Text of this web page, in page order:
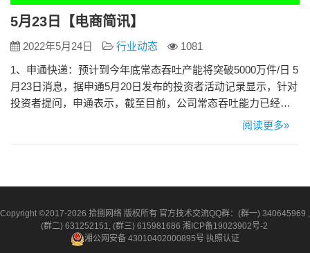
5月23日【电商简讯】
2022年5月24日 行业动态
1081
1、申通快递：预计到今年底常态吞吐产能将突破5000万件/日 5
月23日消息，据申通5月20日发布的投资者活动记录显示，针对
投资者提问，申通表示，截至目前，公司常态吞吐能力已经突
破4200万单/日，2022年随着公司在北京固安、郑州、沈阳等核
阅读更多»
Copyright ©2017-2026 拾捌网络 版权所有 官方技术交流QQ群：(群一) 340645969 ,
(群二) 631252151, (群三) 615981686 湘ICP备19023902号-2
湘公网安备 43010402000895号 执照认证